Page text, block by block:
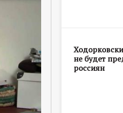
не будет
россиян